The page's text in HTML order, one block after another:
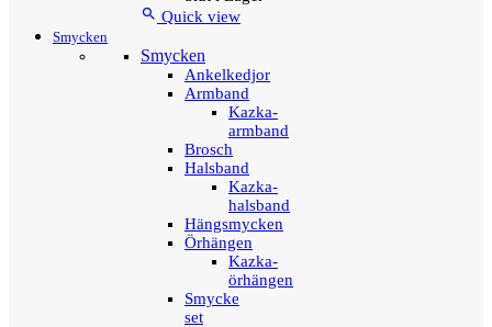
 Quick view
Smycken
Smycken
Ankelkedjor
Armband
Kazka-
armband
Brosch
Halsband
Kazka-
halsband
Hängsmycken
Örhängen
Kazka-
örhängen
Smycke
set